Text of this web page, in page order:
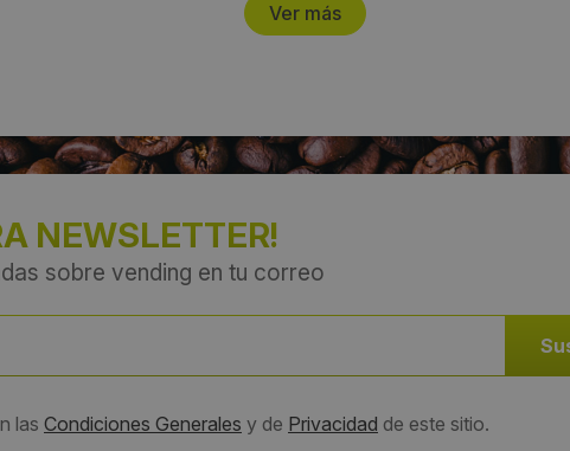
Ver más
NEWSLETTER!
sobre vending en tu correo
las Condiciones Generales y de Privacidad de este sitio.